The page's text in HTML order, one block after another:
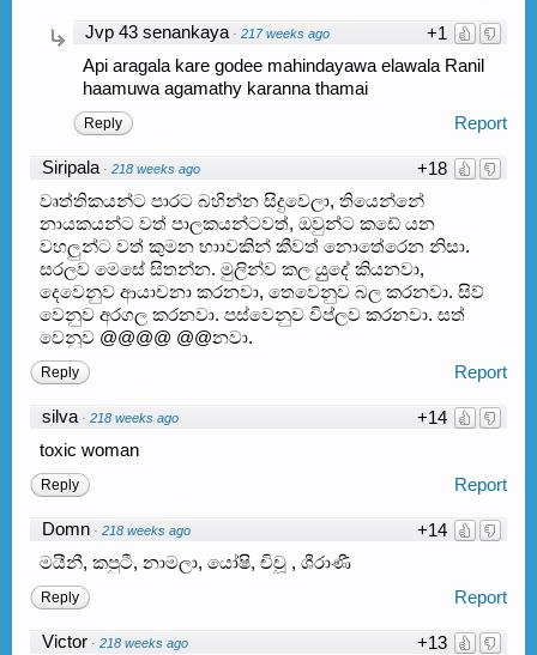
+1
Jvp 43 senankaya · 217 weeks ago
Api aragala kare godee mahindayawa elawala Ranil
haamuwa agamathy karanna thamai
Report
Reply
+18
Siripala · 218 weeks ago
වෘත්තිකයන්ට පාරට බහින්න සිදුවෙලා, තියෙන්නේ
නායකයන්ට වත් පාලකයන්ටවත්, ඔවුන්ට කඩේ යන
වහලුන්ට වත් කුමන භාාවකින් කීවත් නොතේරෙන නිසා.
සරලව මෙසේ ‌සිතන්න. මුලින්ව කල යුුදේ කියනවා,
දෙවෙනුව ආයාචනා කරනවා, තෙවෙනුව බල කරනවා. සිව්
වෙනුව අරගල කරනවා. පස්වෙනුව විප්ලව කරනවා. සත්
වෙනුව @@@@ @@නවා. ‌
Report
Reply
+14
silva · 218 weeks ago
toxic woman
Report
Reply
+14
Domn · 218 weeks ago
මයීනී, කපුටී, නාමලා, යෝෂි, චිචූ , ශීරාණී
Report
Reply
+13
Victor · 218 weeks ago